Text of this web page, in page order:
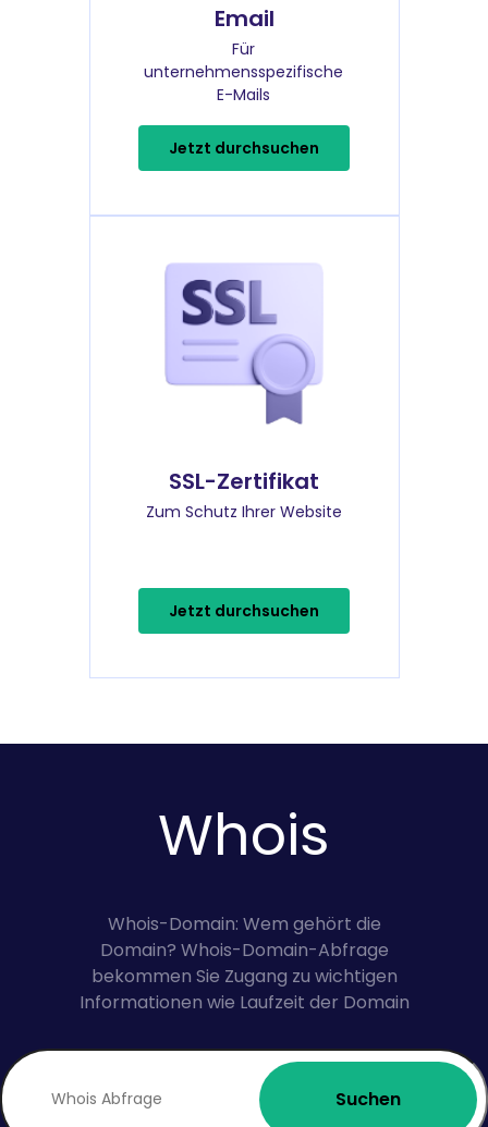
Email
Für
unternehmensspezifische
E-Mails
Jetzt durchsuchen
SSL-Zertifikat
Zum Schutz Ihrer Website
Jetzt durchsuchen
Whois
Whois-Domain: Wem gehört die
Domain? Whois-Domain-Abfrage
bekommen Sie Zugang zu wichtigen
Informationen wie Laufzeit der Domain
Suchen